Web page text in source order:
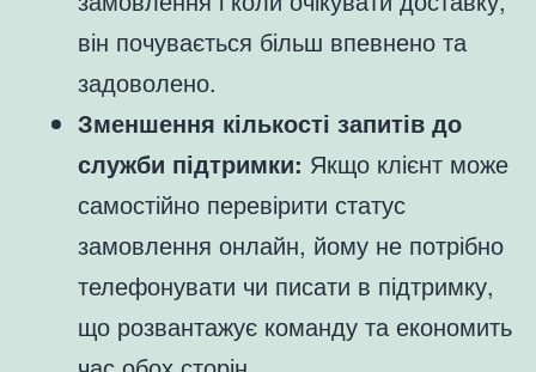
він почувається більш впевнено та
задоволено.
Зменшення кількості запитів до
служби підтримки: Якщо клієнт може
самостійно перевірити статус
замовлення онлайн, йому не потрібно
телефонувати чи писати в підтримку,
що розвантажує команду та економить